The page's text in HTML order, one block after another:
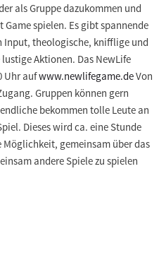
als Gruppe dazukommen und
spielen. Es gibt spannende
theologische, knifflige und
Aktionen. Das NewLife
Uhraufwww.newlifegame.deVon
Gruppen können gern
bekommen tolle Leute an
Dieses wird ca. eine Stunde
gemeinsam über das
andere Spiele zu spielen